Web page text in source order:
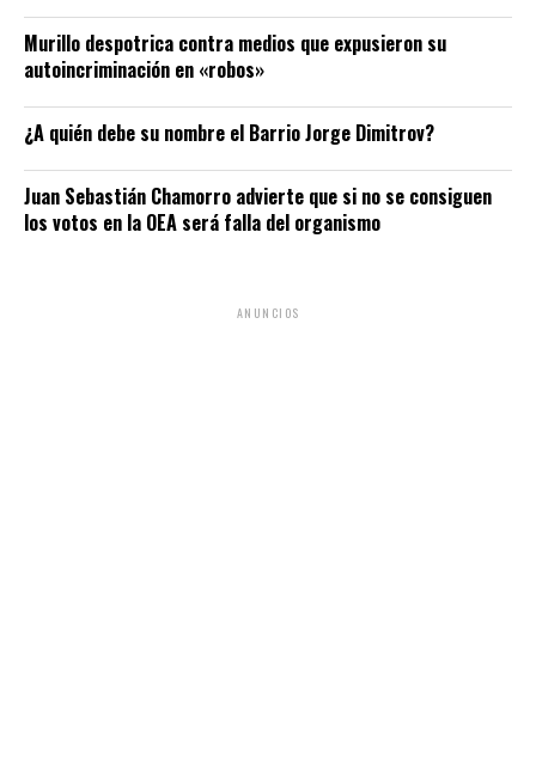
Murillo despotrica contra medios que expusieron su
autoincriminación en «robos»
¿A quién debe su nombre el Barrio Jorge Dimitrov?
Juan Sebastián Chamorro advierte que si no se consiguen
los votos en la OEA será falla del organismo
ANUNCIOS